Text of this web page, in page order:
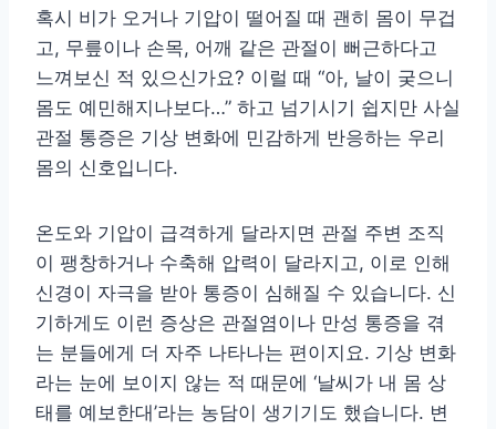
혹시 비가 오거나 기압이 떨어질 때 괜히 몸이 무겁
고, 무릎이나 손목, 어깨 같은 관절이 뻐근하다고
느껴보신 적 있으신가요? 이럴 때 “아, 날이 궂으니
몸도 예민해지나보다…” 하고 넘기시기 쉽지만 사실
관절 통증은 기상 변화에 민감하게 반응하는 우리
몸의 신호입니다.
온도와 기압이 급격하게 달라지면 관절 주변 조직
이 팽창하거나 수축해 압력이 달라지고, 이로 인해
신경이 자극을 받아 통증이 심해질 수 있습니다. 신
기하게도 이런 증상은 관절염이나 만성 통증을 겪
는 분들에게 더 자주 나타나는 편이지요. 기상 변화
라는 눈에 보이지 않는 적 때문에 ‘날씨가 내 몸 상
태를 예보한대’라는 농담이 생기기도 했습니다. 변